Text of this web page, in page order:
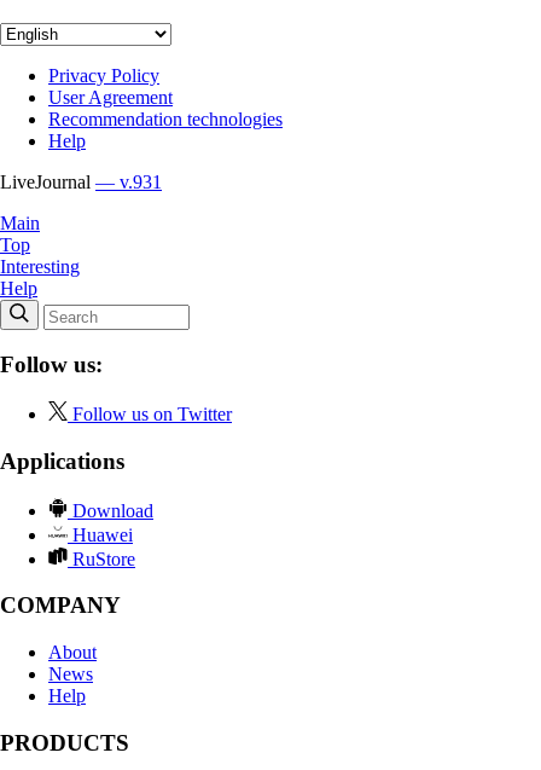
Privacy Policy
User Agreement
Recommendation technologies
Help
LiveJournal — v.931
Main
Top
Interesting
Help
Follow us:
Follow us on Twitter
Applications
Download
Huawei
RuStore
COMPANY
About
News
Help
PRODUCTS